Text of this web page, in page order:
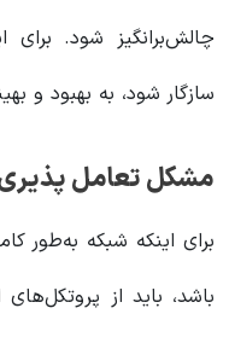
چالش‌برانگیز شود. برای
سازگار شود، به بهبود و
مشکل تعامل
برای اینکه شبکه به‌طور
باشد، باید از